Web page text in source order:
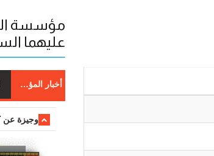
مؤسسة
عليهما
أخبار المؤسسة